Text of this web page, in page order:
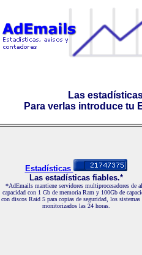
Las
Para verlas introduce tu
Estadísticas
Las estadísticas fiables.*
*AdEmails mantiene servidores multiprocesadores de
capacidad con 1 Gb de memoria Ram y 100Gb de
con discos Raid 5 para copias de seguridad, los sistemas
monitorizados las 24 horas.